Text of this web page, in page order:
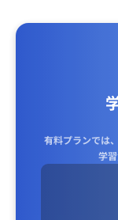
有料プランでは
学